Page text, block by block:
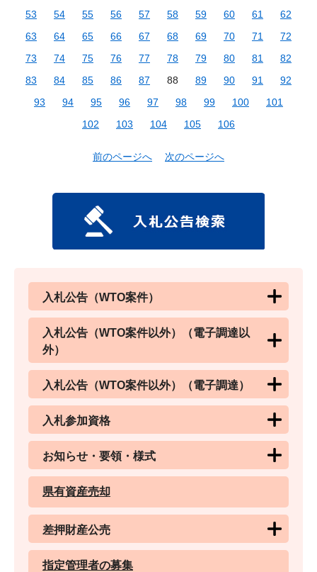
53
54 55 56 57 58 59 60 61
62
63
64 65 66 67 68 69 70 71
72
73
74 75 76 77 78 79 80 81
82
83
84 85 86 87 88 89 90 91
92
93
94 95 96 97 98 99 100
101
102
103 104 105 106
前のページへ 次のページへ
入札公告（WTO案件）
入札公告（WTO案件以外）（電子調達以
外）
入札公告（WTO案件以外）（電子調達）
入札参加資格
お知らせ・要領・様式
県有資産売却
差押財産公売
指定管理者の募集